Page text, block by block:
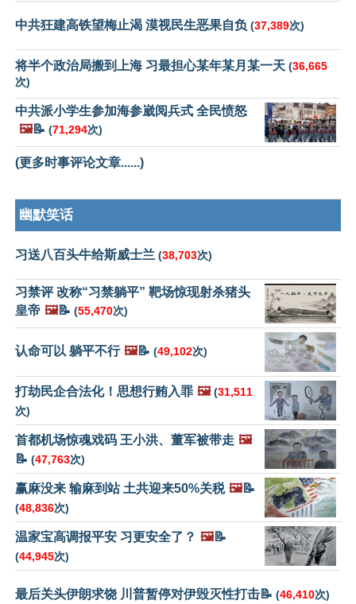
中共狂建高铁望梅止渴 漠视民生恶果自负 (37,389次)
将半个政治局搬到上海 习最担心某年某月某一天 (36,665
次)
中共派小学生参加海参崴阅兵式 全民愤怒
🖼️📝 (71,294次)
(更多时事评论文章......)
幽默笑话
习送八百头牛给斯威士兰 (38,703次)
习禁评 改称“习禁躺平” 靶场惊现射杀猪头
皇帝 🖼️📝 (55,470次)
认命可以 躺平不行 🖼️📝 (49,102次)
打劫民企合法化！思想行贿入罪 🖼️ (31,511
次)
首都机场惊魂戏码 王小洪、董军被带走 🖼️
📝 (47,763次)
赢麻没来 输麻到站 土共迎来50%关税 🖼️📝
(48,836次)
温家宝高调报平安 习更安全了？ 🖼️📝
(44,945次)
最后关头伊朗求饶 川普暂停对伊毁灭性打击📝 (46,410次)